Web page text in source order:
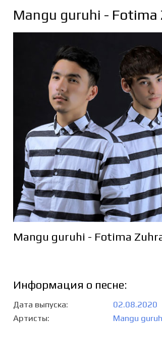
Mangu guruhi - Fotima
Mangu guruhi - Fotima
Информация о песне:
Дата выпуска
02.08.2020
Артисты
Mangu